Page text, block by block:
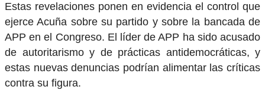
Estas revelaciones ponen en evidencia el control que
ejerce Acuña sobre su partido y sobre la bancada de
APP en el Congreso. El líder de APP ha sido acusado
de autoritarismo y de prácticas antidemocráticas, y
estas nuevas denuncias podrían alimentar las críticas
contra su figura.